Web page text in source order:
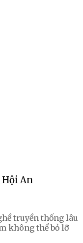
An
truyền thống lâu
không thể bỏ lỡ